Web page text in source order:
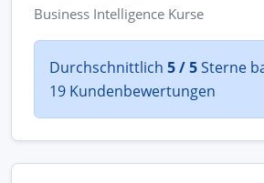
Business Intelligence Kurse
Durchschnittlich 5 / 5Sterne
19 Kundenbewertungen